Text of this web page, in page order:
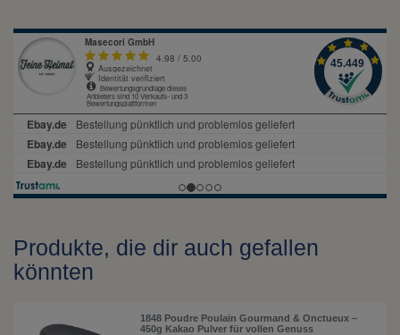
Produkte, die dir auch gefallen
könnten
1848 Poudre Poulain Gourmand & Onctueux –
450g Kakao Pulver für vollen Genuss